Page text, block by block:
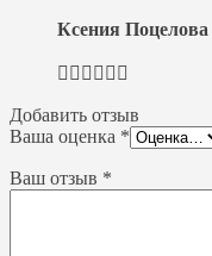
Ксения Поцелова
👍🏻👍🏻👍🏻
Добавить отзыв
Ваша оценка *
Ваш отзыв *